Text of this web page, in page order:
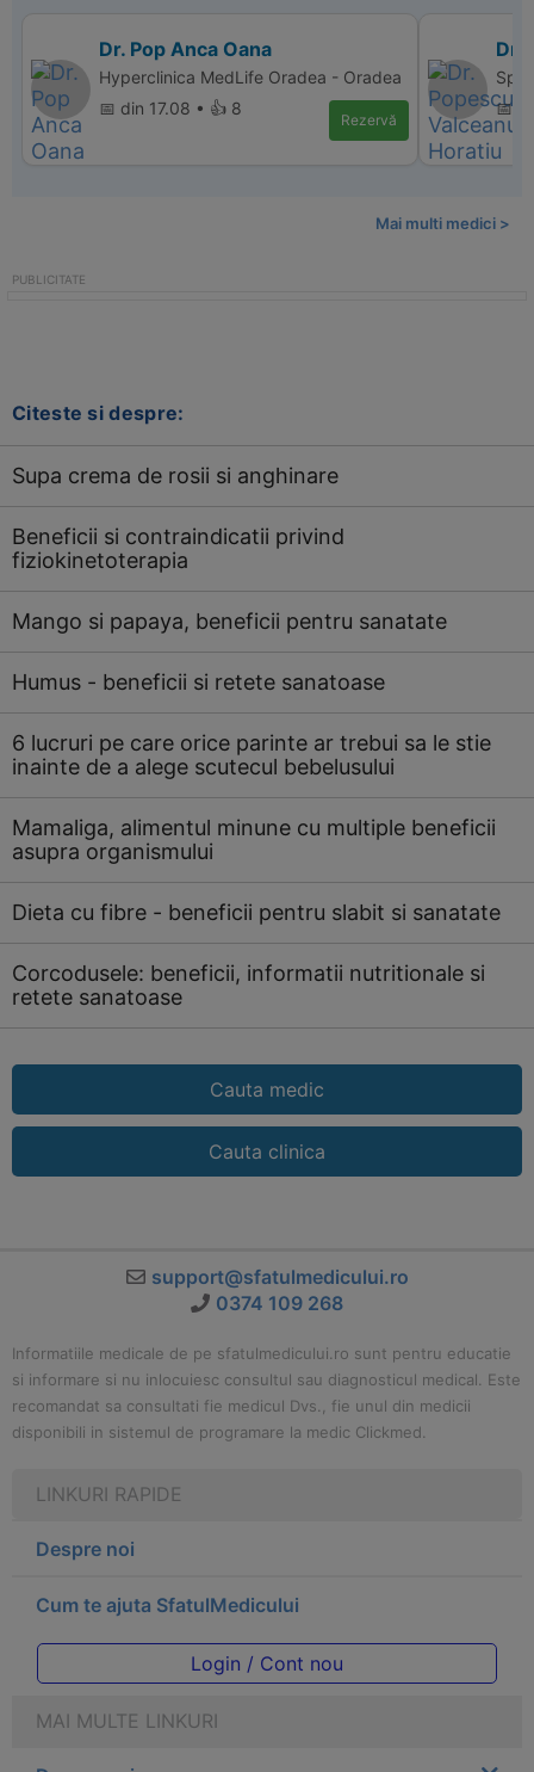
Dr. Pop Anca Oana
Hyperclinica MedLife Oradea - Oradea
📅 din 17.08 • 👍 8
Rezervă
Dr.
📅
Mai multi medici >
Citeste si despre:
Supa crema de rosii si anghinare
Beneficii si contraindicatii privind
fiziokinetoterapia
Mango si papaya, beneficii pentru sanatate
Humus - beneficii si retete sanatoase
6 lucruri pe care orice parinte ar trebui sa le stie
inainte de a alege scutecul bebelusului
Mamaliga, alimentul minune cu multiple beneficii
asupra organismului
Dieta cu fibre - beneficii pentru slabit si sanatate
Corcodusele: beneficii, informatii nutritionale si
retete sanatoase
Cauta medic
Cauta clinica
support@sfatulmedicului.ro
0374 109 268
Informatiile medicale de pe sfatulmedicului.ro sunt pentru educatie
si informare si nu inlocuiesc consultul sau diagnosticul medical. Este
recomandat sa consultati fie medicul Dvs., fie unul din medicii
disponibili in sistemul de programare la medic Clickmed.
LINKURI RAPIDE
Despre noi
Cum te ajuta SfatulMedicului
Login / Cont nou
MAI MULTE LINKURI